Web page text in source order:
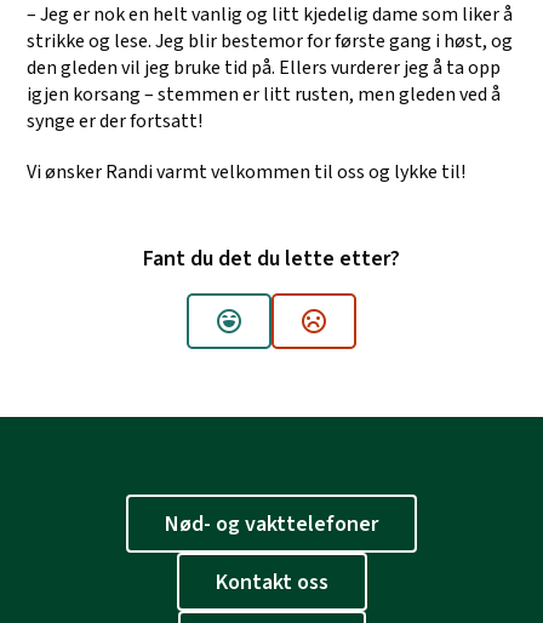
– Jeg er nok en helt vanlig og litt kjedelig dame som liker å
strikke og lese. Jeg blir bestemor for første gang i høst, og
den gleden vil jeg bruke tid på. Ellers vurderer jeg å ta opp
igjen korsang – stemmen er litt rusten, men gleden ved å
synge er der fortsatt!
Vi ønsker Randi varmt velkommen til oss og lykke til!
Fant du det du lette etter?
Ja Nei
Nød- og vakttelefoner
Kontakt oss